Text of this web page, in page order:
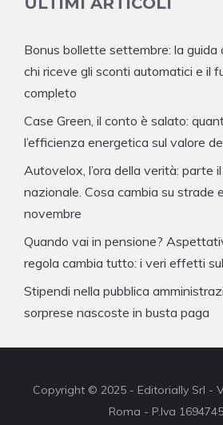
Bonus bollette settembre: la guida
chi riceve gli sconti automatici e il
completo
Case Green, il conto è salato:
l’efficienza energetica sul valore
Autovelox, l’ora della verità: parte
nazionale. Cosa cambia su strade
novembre
Quando vai in pensione?
regola cambia tutto: i veri effetti
Stipendi nella pubblica
sorprese nascoste in busta paga
Copyright © 2025 - Editorially Srl -
Roma - P.Iva